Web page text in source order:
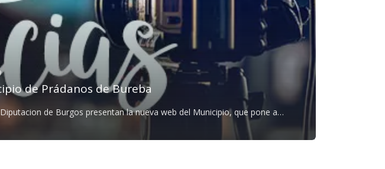
de Prádanos de Bureba
útil y necesaria sobre el municipio y su pueblo.